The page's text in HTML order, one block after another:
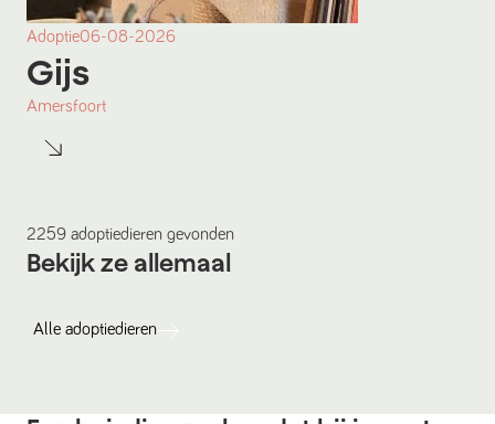
Adoptie06-08-2026
Gijs
Amersfoort
2259 adoptiedieren gevonden
Bekijk ze allemaal
Alle adoptiedieren